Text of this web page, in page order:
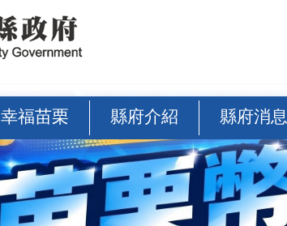
幸福苗栗 縣府介紹 縣府消息